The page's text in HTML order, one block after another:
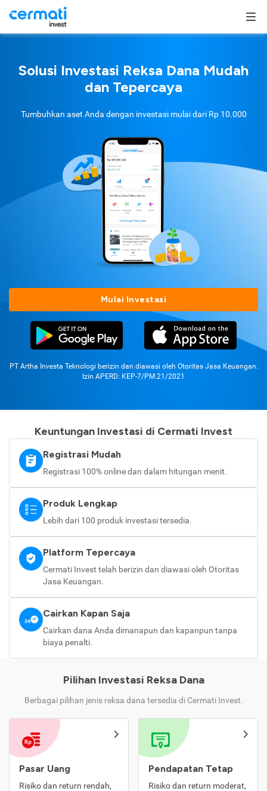
Solusi Investasi Reksa Dana Mudah
dan Tepercaya
Tumbuhkan aset Anda dengan investasi mulai dari Rp 10.000
Mulai Investasi
PT Artha Investa Teknologi berizin dan diawasi oleh Otoritas Jasa Keuangan.
Izin APERD: KEP-7/PM.21/2021
Keuntungan Investasi di Cermati Invest
Registrasi Mudah
Registrasi 100% online dan dalam hitungan menit.
Produk Lengkap
Lebih dari 100 produk investasi tersedia.
Platform Tepercaya
Cermati Invest telah berizin dan diawasi oleh Otoritas
Jasa Keuangan.
Cairkan Kapan Saja
Cairkan dana Anda dimanapun dan kapanpun tanpa
biaya penalti.
Pilihan Investasi Reksa Dana
Berbagai pilihan jenis reksa dana tersedia di Cermati Invest.
Pasar Uang
Risiko dan return rendah,
Pendapatan Tetap
Risiko dan return moderat,